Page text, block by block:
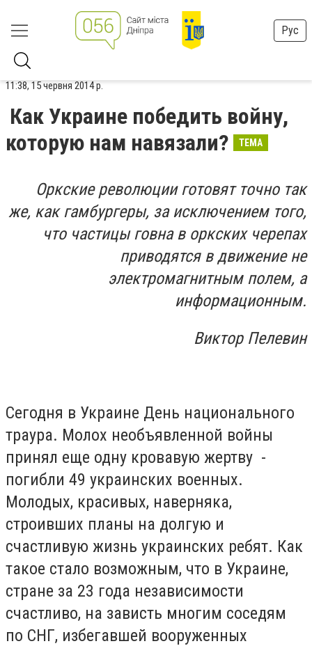
Рус
11:38, 15 червня 2014 р.
Как Украине победить войну,
которую нам навязали?
ТЕМА
Оркские революции готовят точно так
же, как гамбургеры, за исключением того,
что частицы говна в оркских черепах
приводятся в движение не
электромагнитным полем, а
информационным.
Виктор Пелевин
Сегодня в Украине День национального
траура. Молох необъявленной войны
принял еще одну кровавую жертву -
погибли 49 украинских военных.
Молодых, красивых, наверняка,
строивших планы на долгую и
счастливую жизнь украинских ребят. Как
такое стало возможным, что в Украине,
стране за 23 года независимости
счастливо, на зависть многим соседям
по СНГ, избегавшей вооруженных